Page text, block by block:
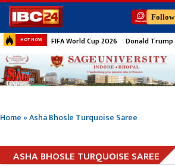
Follow
HOT NOW FIFA World Cup 2026 Donald Trump
Home»Asha Bhosle Turquoise Saree
ASHA BHOSLE TURQUOISE SAREE